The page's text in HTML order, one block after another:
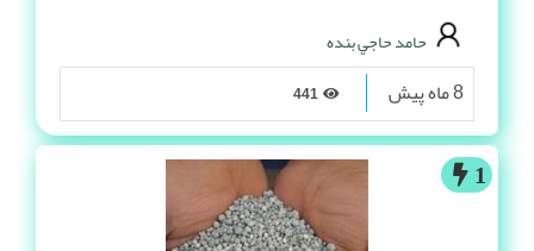
حامد حاجي بنده
8 ماه پیش
1